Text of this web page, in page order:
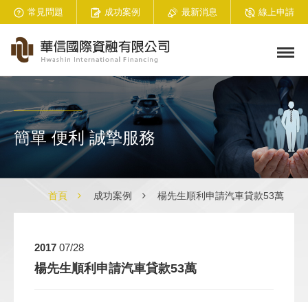
常見問題 成功案例 最新消息 線上申請
簡單 便利 誠摯服務
首頁 成功案例 楊先生順利申請汽車貸款53萬
2017 07/28
楊先生順利申請汽車貸款53萬